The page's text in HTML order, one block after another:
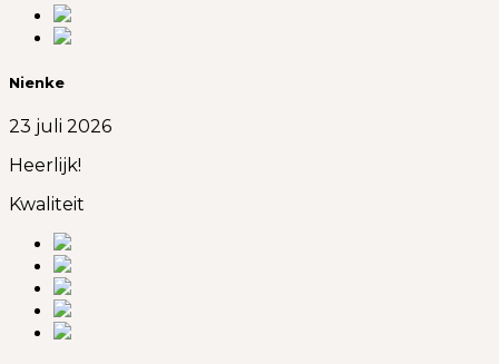
Nienke
23 juli 2026
Heerlijk!
Kwaliteit